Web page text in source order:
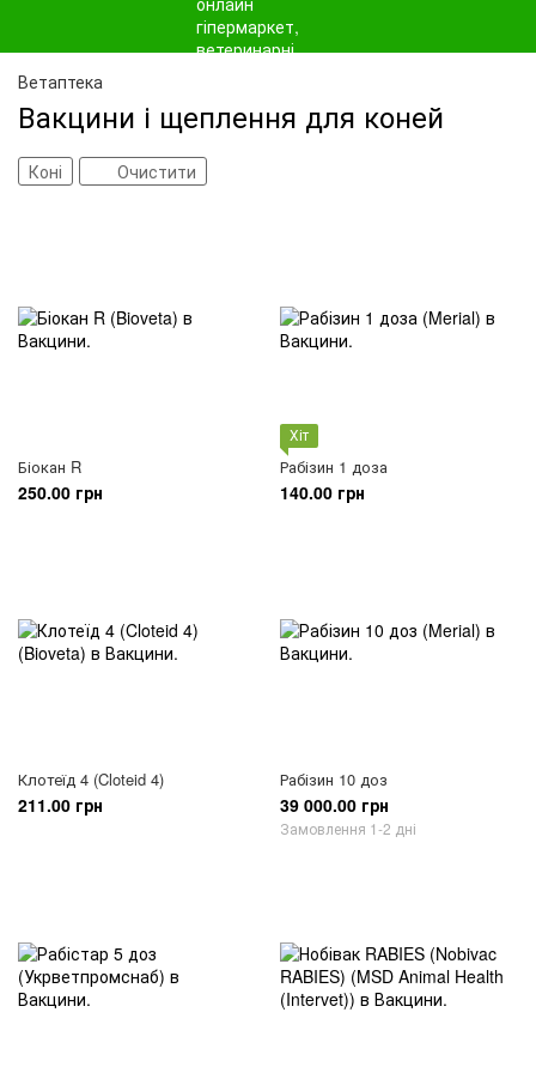
Ветаптека
Вакцини і щеплення для коней
Коні Очистити
Біокан R
250.00 грн
Хіт
Рабізин 1 доза
140.00 грн
Клотеїд 4 (Cloteid 4)
211.00 грн
Рабізин 10 доз
39 000.00 грн
Замовлення 1-2 дні